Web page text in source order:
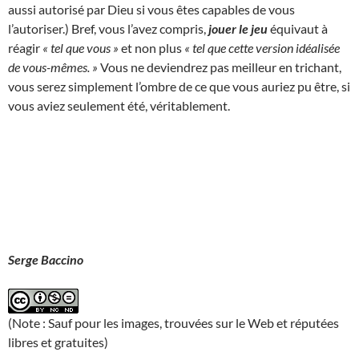
aussi autorisé par Dieu si vous êtes capables de vous
l’autoriser.) Bref, vous l’avez compris, jouer le jeuéquivaut à
réagir « tel que vous » et non plus « tel que cette version idéalisée
de vous-mêmes. » Vous ne deviendrez pas meilleur en trichant,
vous serez simplement l’ombre de ce que vous auriez pu être, si
vous aviez seulement été, véritablement.
Serge Baccino
(Note : Sauf pour les images, trouvées sur le Web et réputées
libres et gratuites)